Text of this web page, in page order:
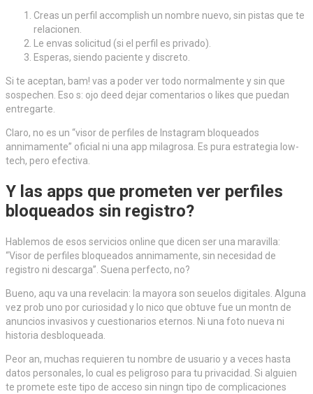
Creas un perfil accomplish un nombre nuevo, sin pistas que te
relacionen.
Le envas solicitud (si el perfil es privado).
Esperas, siendo paciente y discreto.
Si te aceptan, bam! vas a poder ver todo normalmente y sin que
sospechen. Eso s: ojo deed dejar comentarios o likes que puedan
entregarte.
Claro, no es un “visor de perfiles de Instagram bloqueados
annimamente” oficial ni una app milagrosa. Es pura estrategia low-
tech, pero efectiva.
Y las apps que prometen ver perfiles
bloqueados sin registro?
Hablemos de esos servicios online que dicen ser una maravilla:
“Visor de perfiles bloqueados annimamente, sin necesidad de
registro ni descarga”. Suena perfecto, no?
Bueno, aqu va una revelacin: la mayora son seuelos digitales. Alguna
vez prob uno por curiosidad y lo nico que obtuve fue un montn de
anuncios invasivos y cuestionarios eternos. Ni una foto nueva ni
historia desbloqueada.
Peor an, muchas requieren tu nombre de usuario y a veces hasta
datos personales, lo cual es peligroso para tu privacidad. Si alguien
te promete este tipo de acceso sin ningn tipo de complicaciones